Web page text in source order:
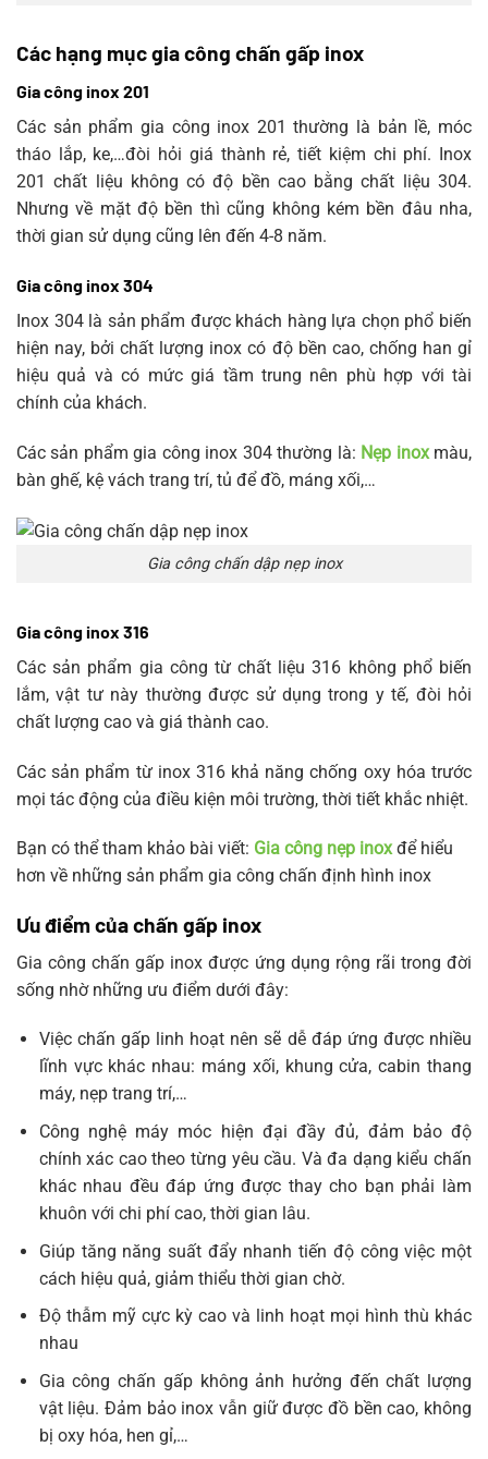
Các hạng mục gia công chấn gấp inox
Gia công inox 201
Các sản phẩm gia công inox 201 thường là bản lề, móc
tháo lắp, ke,…đòi hỏi giá thành rẻ, tiết kiệm chi phí. Inox
201 chất liệu không có độ bền cao bằng chất liệu 304.
Nhưng về mặt độ bền thì cũng không kém bền đâu nha,
thời gian sử dụng cũng lên đến 4-8 năm.
Gia công inox 304
Inox 304 là sản phẩm được khách hàng lựa chọn phổ biến
hiện nay, bởi chất lượng inox có độ bền cao, chống han gỉ
hiệu quả và có mức giá tầm trung nên phù hợp với tài
chính của khách.
Các sản phẩm gia công inox 304 thường là: Nẹp inoxmàu,
bàn ghế, kệ vách trang trí, tủ để đồ, máng xối,…
Gia công chấn dập nẹp inox
Gia công inox 316
Các sản phẩm gia công từ chất liệu 316 không phổ biến
lắm, vật tư này thường được sử dụng trong y tế, đòi hỏi
chất lượng cao và giá thành cao.
Các sản phẩm từ inox 316 khả năng chống oxy hóa trước
mọi tác động của điều kiện môi trường, thời tiết khắc nhiệt.
Bạn có thể tham khảo bài viết: Gia công nẹp inoxđể hiểu
hơn về những sản phẩm gia công chấn định hình inox
Ưu điểm của chấn gấp inox
Gia công chấn gấp inox được ứng dụng rộng rãi trong đời
sống nhờ những ưu điểm dưới đây:
Việc chấn gấp linh hoạt nên sẽ dễ đáp ứng được nhiều
lĩnh vực khác nhau: máng xối, khung cửa, cabin thang
máy, nẹp trang trí,…
Công nghệ máy móc hiện đại đầy đủ, đảm bảo độ
chính xác cao theo từng yêu cầu. Và đa dạng kiểu chấn
khác nhau đều đáp ứng được thay cho bạn phải làm
khuôn với chi phí cao, thời gian lâu.
Giúp tăng năng suất đẩy nhanh tiến độ công việc một
cách hiệu quả, giảm thiểu thời gian chờ.
Độ thẫm mỹ cực kỳ cao và linh hoạt mọi hình thù khác
nhau
Gia công chấn gấp không ảnh hưởng đến chất lượng
vật liệu. Đảm bảo inox vẫn giữ được đồ bền cao, không
bị oxy hóa, hen gỉ,…